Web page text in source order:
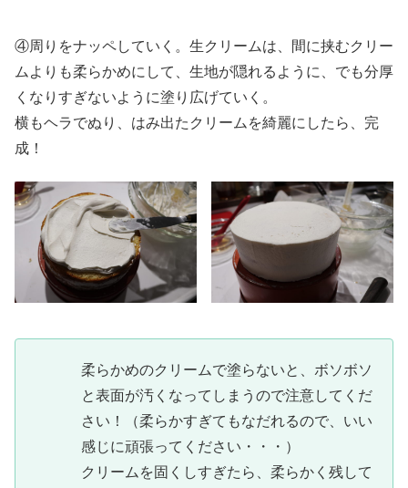
④周りをナッペしていく。生クリームは、間に挟むクリー
ムよりも柔らかめにして、生地が隠れるように、でも分厚
くなりすぎないように塗り広げていく。
横もヘラでぬり、はみ出たクリームを綺麗にしたら、完
成！
柔らかめのクリームで塗らないと、ボソボソ
と表面が汚くなってしまうので注意してくだ
さい！（柔らかすぎてもなだれるので、いい
感じに頑張ってください・・・）
クリームを固くしすぎたら、柔らかく残して